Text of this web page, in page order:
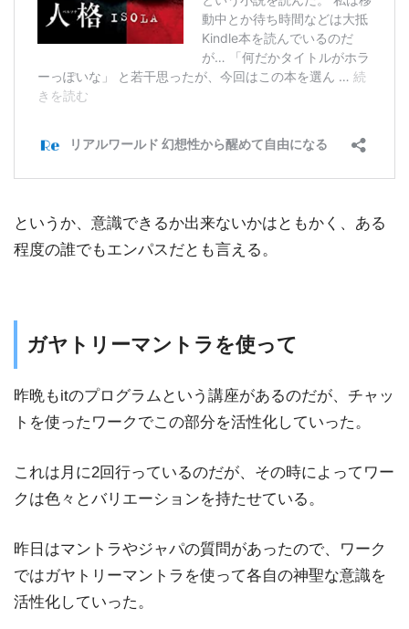
というか、意識できるか出来ないかはともかく、ある
程度の誰でもエンパスだとも言える。
ガヤトリーマントラを使って
昨晩もitのプログラムという講座があるのだが、チャッ
トを使ったワークでこの部分を活性化していった。
これは月に2回行っているのだが、その時によってワー
クは色々とバリエーションを持たせている。
昨日はマントラやジャパの質問があったので、ワーク
ではガヤトリーマントラを使って各自の神聖な意識を
活性化していった。